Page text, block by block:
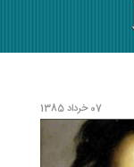
07 خرداد 1385